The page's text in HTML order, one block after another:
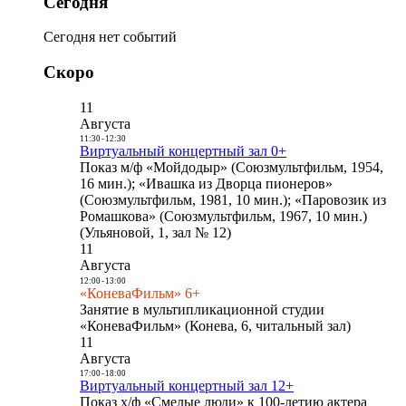
Сегодня нет событий
Скоро
11
Августа
11:30- 12:30
Виртуальный концертный зал 0+
Показ м/ф «Мойдодыр» (Союзмультфильм, 1954,
16 мин.); «Ивашка из Дворца пионеров»
(Союзмультфильм, 1981, 10 мин.); «Паровозик из
Ромашкова» (Союзмультфильм, 1967, 10 мин.)
(Ульяновой, 1, зал № 12)
11
Августа
12:00- 13:00
«КоневаФильм» 6+
Занятие в мультипликационной студии
«КоневаФильм» (Конева, 6, читальный зал)
11
Августа
17:00- 18:00
Виртуальный концертный зал 12+
Показ х/ф «Смелые люди» к 100-летию актера